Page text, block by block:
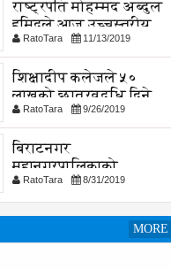
राष्ट्रपति मोहम्मद अब्दुल
हमिदले आज उच्चस्तरीय
भेटवार्ता गर्नु हुदै,
RatoTara 11/13/2019
शिक्षादीप कलेजले ५०
लाखको छात्रवृद्धि दिने
घोषणा
RatoTara 9/26/2019
बिराटनगर
महानगरपालिकाको
सार्वजनिक -सुचना
RatoTara 8/31/2019
MORE